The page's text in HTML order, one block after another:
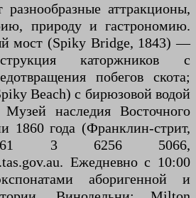
разнообразные аттракционы,
природу и гастрономию.
мост (Spiky Bridge, 1843) —
каторжников с
побегов скота;
Beach) с бирюзовой водой
наследия Восточного
1860 года (Франклин-стрит,
3 6256 5066,
Ежедневно с 10:00
аборигенной и